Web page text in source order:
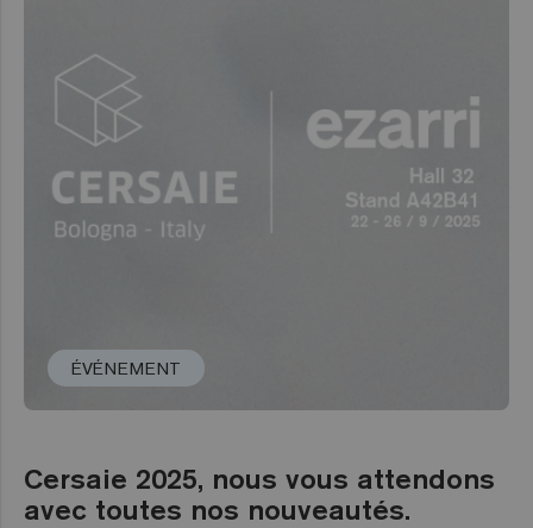
ÉVÉNEMENT
Cersaie 2025, nous vous attendons
avec toutes nos nouveautés.